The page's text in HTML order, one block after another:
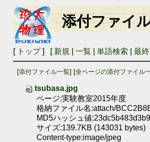
添付ファイ
[ トップ] [ 新規 一覧 単語検索 最
[添付ファイル一覧] [全ページの添付ファイル
tsubasa.jpg
ページ:実験教室2015年度
格納ファイル名:attach/
MD5ハッシュ値
サイズ:139.7KB (143031 bytes)
Content-type:image/jpeg